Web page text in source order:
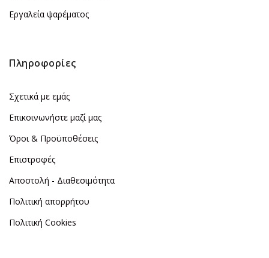
Εργαλεία ψαρέματος
Πληροφορίες
Σχετικά με εμάς
Επικοινωνήστε μαζί μας
Όροι & Προϋποθέσεις
Επιστροφές
Αποστολή - Διαθεσιμότητα
Πολιτική απορρήτου
Πολιτική Cookies